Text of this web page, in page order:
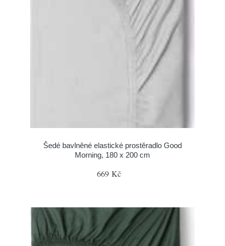
Šedé bavlněné elastické prostěradlo Good
Morning, 180 x 200 cm
669 Kč